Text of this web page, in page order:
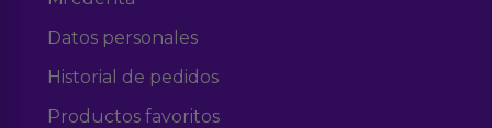
Datos personales
Historial de pedidos
Productos favoritos